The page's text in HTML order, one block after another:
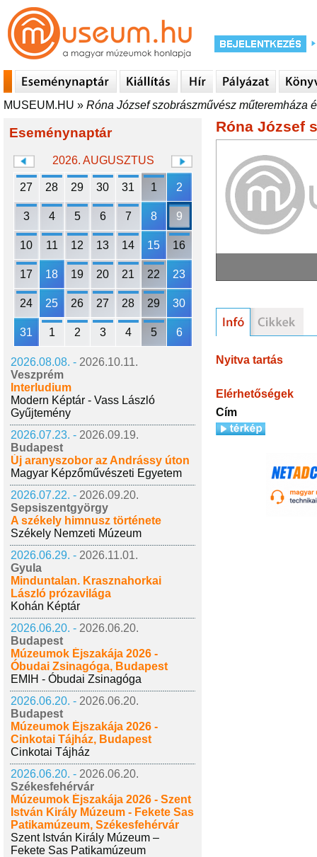
MUSEUM.HU » Róna József szobrászművész műteremháza
Eseménynaptár
2026. AUGUSZTUS
27 28 29 30 31 1 2
3 4 5 6 7 8 9
10 11 12 13 14 15 16
17 18 19 20 21 22 23
24 25 26 27 28 29 30
31 1 2 3 4 5 6
2026.08.08. - 2026.10.11.
Veszprém
Interludium
Modern Képtár - Vass László
Gyűjtemény
2026.07.23. - 2026.09.19.
Budapest
Új aranyszobor az Andrássy úton
Magyar Képzőművészeti Egyetem
2026.07.22. - 2026.09.20.
Sepsiszentgyörgy
A székely himnusz története
Székely Nemzeti Múzeum
2026.06.29. - 2026.11.01.
Gyula
Minduntalan. Krasznahorkai
László prózavilága
Kohán Képtár
2026.06.20. - 2026.06.20.
Budapest
Múzeumok Éjszakája 2026 -
Óbudai Zsinagóga, Budapest
EMIH - Óbudai Zsinagóga
2026.06.20. - 2026.06.20.
Budapest
Múzeumok Éjszakája 2026 -
Cinkotai Tájház, Budapest
Cinkotai Tájház
2026.06.20. - 2026.06.20.
Székesfehérvár
Múzeumok Éjszakája 2026 - Szent
István Király Múzeum - Fekete Sas
Patikamúzeum, Székesfehérvár
Szent István Király Múzeum –
Fekete Sas Patikamúzeum
Róna József
Nyitva tartás
Elérhetőségek
Cím